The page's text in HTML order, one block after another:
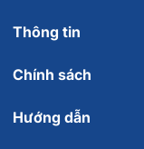
Thông tin
Chính sách
Hướng dẫn